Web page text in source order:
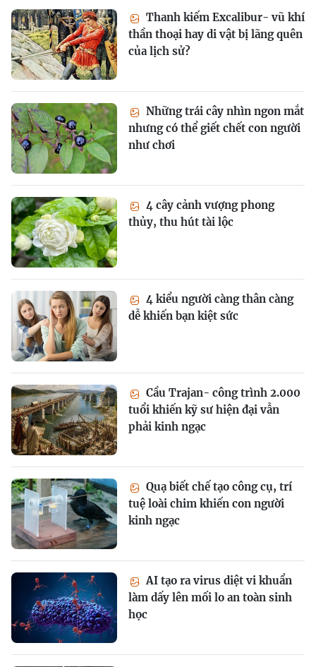
Thanh kiếm Excalibur- vũ khí
thần thoại hay di vật bị lãng quên
của lịch sử?
Những trái cây nhìn ngon mắt
nhưng có thể giết chết con người
như chơi
4 cây cảnh vượng phong
thủy, thu hút tài lộc
4 kiểu người càng thân càng
dễ khiến bạn kiệt sức
Cầu Trajan- công trình 2.000
tuổi khiến kỹ sư hiện đại vẫn
phải kinh ngạc
Quạ biết chế tạo công cụ, trí
tuệ loài chim khiến con người
kinh ngạc
AI tạo ra virus diệt vi khuẩn
làm dấy lên mối lo an toàn sinh
học